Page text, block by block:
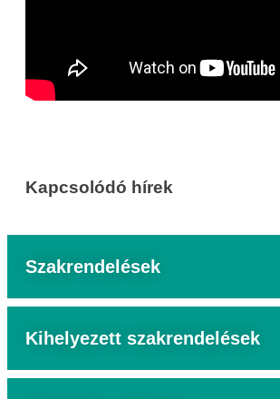
Kapcsolódó hírek
Szakrendelések
Kihelyezett szakrendelések